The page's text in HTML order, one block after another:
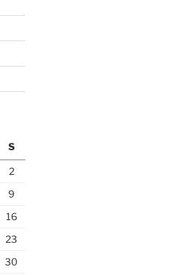
S
2
9
16
23
30